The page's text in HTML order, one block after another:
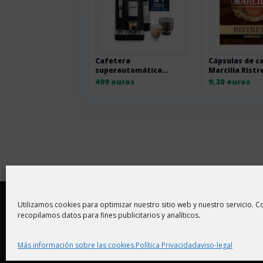
Utilizamos cookies para optimizar nuestro sitio web y nuestro servicio.
recopilamos datos para fines publicitarios y analíticos.
Más información sobre las cookies.Política Privacidadaviso-legal
Cafetera
superautomática
De’Longhi Rivelia
499 euros
Cápsulas de
Marcilla
ahorro 2
9,30 euros
En ChollitosChollazos.com participamos en
encontrando los mejores chollos.